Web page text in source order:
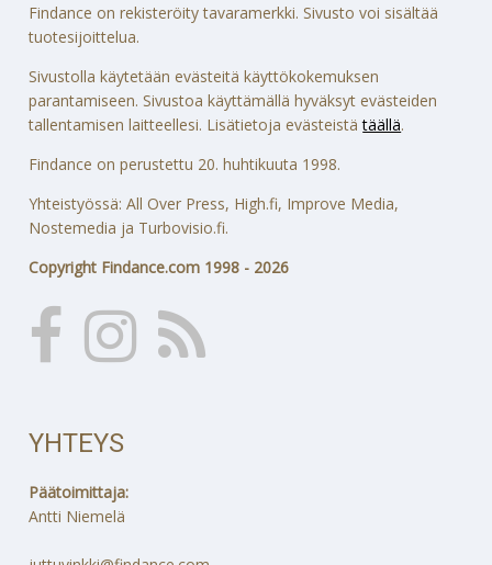
Findance on rekisteröity tavaramerkki. Sivusto voi sisältää
tuotesijoittelua.
Sivustolla käytetään evästeitä käyttökokemuksen
parantamiseen. Sivustoa käyttämällä hyväksyt evästeiden
tallentamisen laitteellesi. Lisätietoja evästeistätäällä.
Findance on perustettu 20. huhtikuuta 1998.
Yhteistyössä: All Over Press, High.fi, Improve Media,
Nostemedia ja Turbovisio.fi.
Copyright Findance.com 1998 - 2026
YHTEYS
Päätoimittaja:
Antti Niemelä